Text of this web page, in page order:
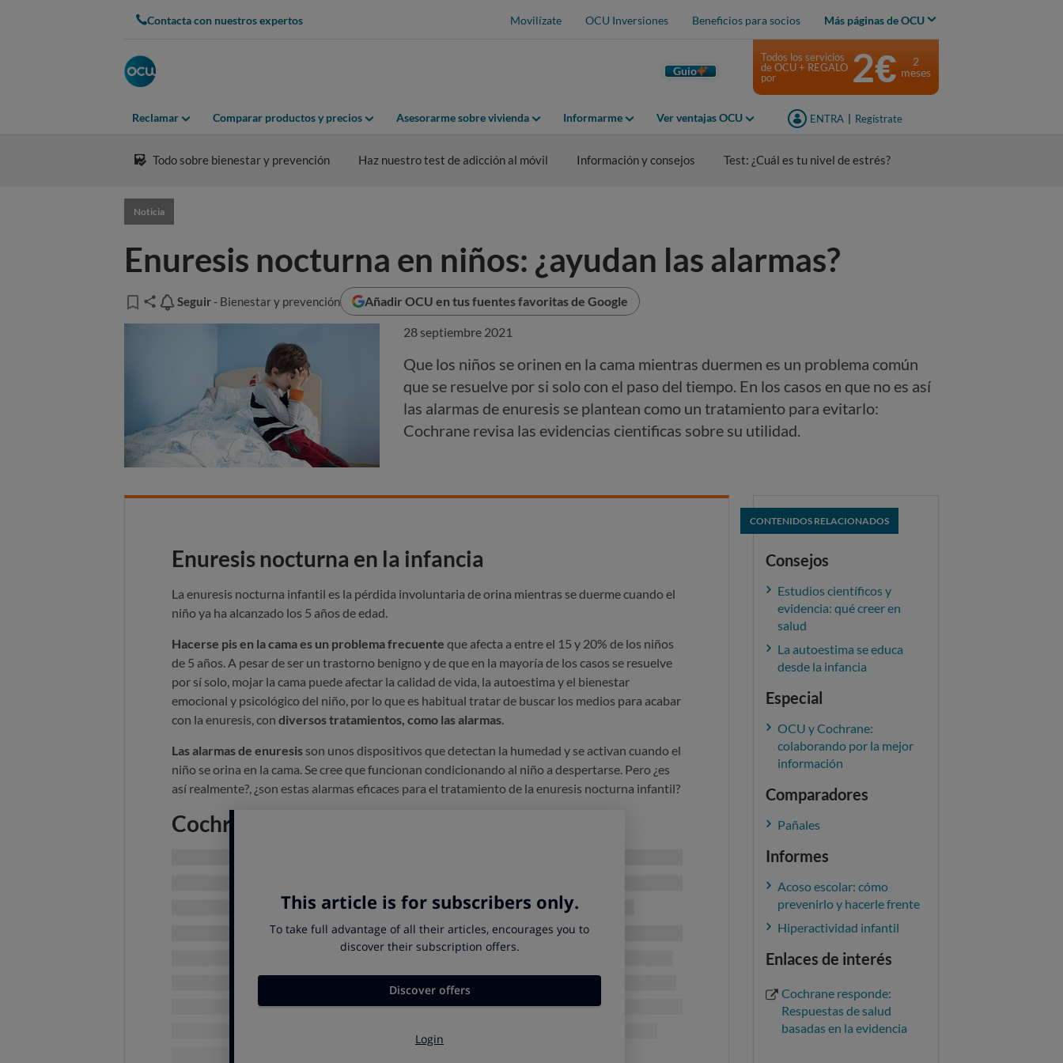
Contacta con nuestros expertos Movilízate OCU Inversiones Beneficios para socios Más páginas de OCU
Guio
Reclamar Comparar productos y precios Asesorarme sobre vivienda Informarme Ver ventajas OCU ENTRA Regístrate
Todos los servicios
de OCU + REGALO
por
2€
2
meses
Todo sobre bienestar y prevención Haz nuestro test de adicción al móvil Información y consejos Test: ¿Cuál es tu nivel de estrés?
Noticia
Enuresis nocturna en niños: ¿ayudan las alarmas?
Seguir
Seguir - Bienestar y prevención Añadir OCU en tus fuentes favoritas de Google
28 septiembre 2021
Que los niños se orinen en la cama mientras duermen es un problema común
que se resuelve por si solo con el paso del tiempo. En los casos en que no es así
las alarmas de enuresis se plantean como un tratamiento para evitarlo:
Cochrane revisa las evidencias cientificas sobre su utilidad.
Enuresis nocturna en la infancia
La enuresis nocturna infantil es la pérdida involuntaria de orina mientras se duerme cuando el
niño ya ha alcanzado los 5 años de edad.
Hacerse pis en la cama es un problema frecuente que afecta a entre el 15 y 20% de los niños
de 5 años. A pesar de ser un trastorno benigno y de que en la mayoría de los casos se resuelve
por sí solo, mojar la cama puede afectar la calidad de vida, la autoestima y el bienestar
emocional y psicológico del niño, por lo que es habitual tratar de buscar los medios para acabar
con la enuresis, con diversos tratamientos, como las alarmas.
Las alarmas de enuresis son unos dispositivos que detectan la humedad y se activan cuando el
niño se orina en la cama. Se cree que funcionan condicionando al niño a despertarse. Pero ¿es
así realmente?, ¿son estas alarmas eficaces para el tratamiento de la enuresis nocturna infantil?
Cochrane: buscando la evidencia científica
mejores ensayos clínicos para confirmarlo.
¿Qué halló la revisión Cochrane?
casi 6.000 niños participantes de entre 5 y 16 años de edad. En esos estudios se medía la
eficacia de las alarmas de enuresis, comparándolas con los resultados obtenidos con otros
ningún otro método contra la enuresis nocturna infantil.
CONTENIDOS RELACIONADOS
Consejos
Estudios científicos y
evidencia: qué creer en
salud
La autoestima se educa
desde la infancia
Especial
OCU y Cochrane:
colaborando por la mejor
información
Comparadores
Pañales
Informes
Acoso escolar: cómo
prevenirlo y hacerle frente
Hiperactividad infantil
Enlaces de interés
Cochrane responde:
Respuestas de salud
basadas en la evidencia